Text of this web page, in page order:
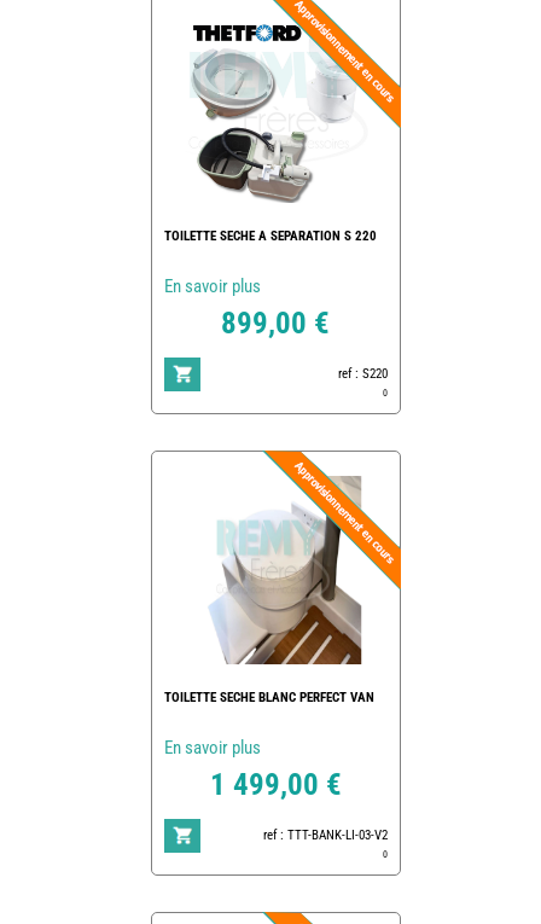
TOILETTE SECHE A SEPARATION S 220
En savoir plus
899,00 €
ref : S220
0
TOILETTE SECHE BLANC PERFECT VAN
En savoir plus
1 499,00 €
ref : TTT-BANK-LI-03-V2
0